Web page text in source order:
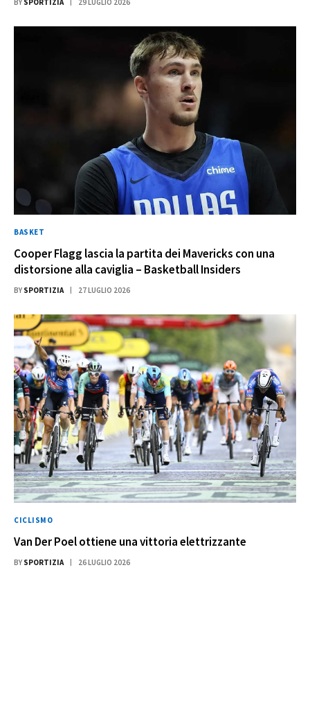
BASKET
Cooper Flagg lascia la partita dei Mavericks con una
distorsione alla caviglia – Basketball Insiders
BY SPORTIZIA 27 LUGLIO 2026
CICLISMO
Van Der Poel ottiene una vittoria elettrizzante
BY SPORTIZIA 26 LUGLIO 2026